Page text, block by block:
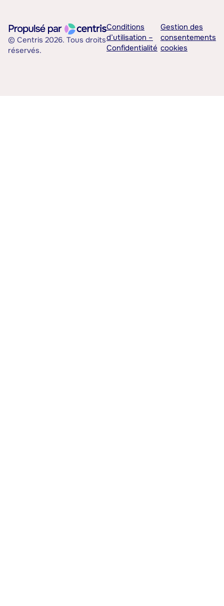
© Centris 2026. Tous droits
réservés.
Conditions
d’utilisation –
Confidentialité
Gestion des
consentements
cookies